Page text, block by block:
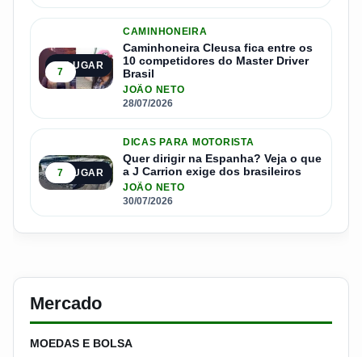
4º LUGAR
7
CAMINHONEIRA
Caminhoneira Cleusa fica entre os
10 competidores do Master Driver
Brasil
JOÃO NETO
28/07/2026
5º LUGAR
7
DICAS PARA MOTORISTA
Quer dirigir na Espanha? Veja o que
a J Carrion exige dos brasileiros
JOÃO NETO
30/07/2026
Mercado
MOEDAS E BOLSA